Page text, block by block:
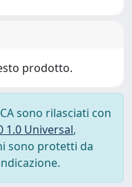
prodotto.
sono rilasciati con
1.0 Universal,
sono protetti da